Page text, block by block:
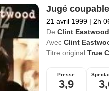
Jugé coupable
21 avril 1999 | 2h
De Clint Eastwood
Avec Clint
Titre original True
Presse
3,9